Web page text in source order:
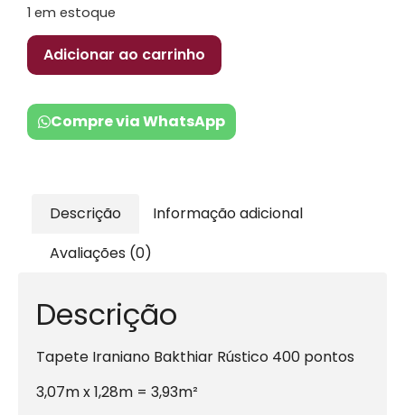
1 em estoque
Adicionar ao carrinho
Compre via WhatsApp
Descrição
Informação adicional
Avaliações (0)
Descrição
Tapete Iraniano Bakthiar Rústico 400 pontos
3,07m x 1,28m = 3,93m²